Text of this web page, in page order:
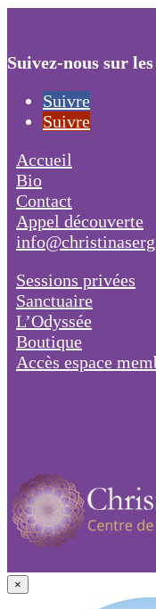
Suivez-nous sur
Suivre
Suivre
Accueil
Bio
Contact
Appel découverte
Sessions privées
Sanctuaire
L’Odyssée
Boutique
Accès espace
×